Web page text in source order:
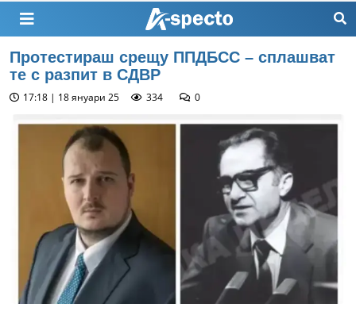
Протестираш срещу ППДБСС – сплашват
те с разпит в СДВР
17:18 | 18 януари 25 334 0